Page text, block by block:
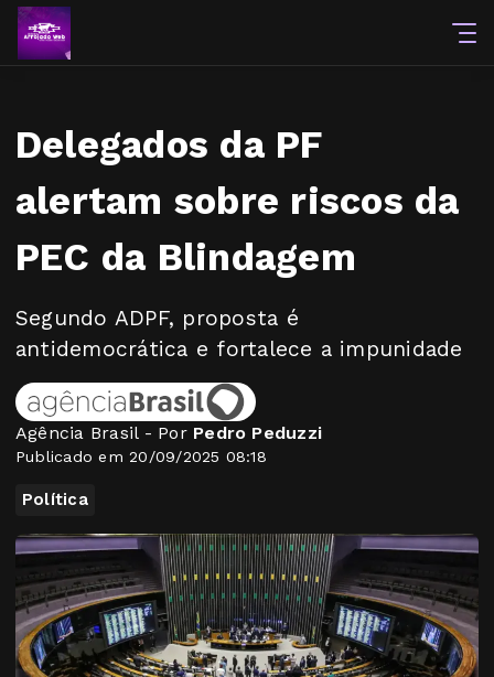
Delegados da PF
alertam sobre riscos da
PEC da Blindagem
Segundo ADPF, proposta é
antidemocrática e fortalece a impunidade
Agência Brasil - Por Pedro Peduzzi
Publicado em 20/09/2025 08:18
Política